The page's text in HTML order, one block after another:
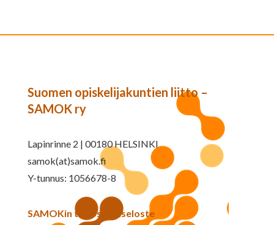
Suomen opiskelijakuntien liitto –
SAMOK ry
Lapinrinne 2 | 00180 HELSINKI
samok(at)samok.fi
Y-tunnus: 1056678-8
SAMOKin tietosuojaseloste